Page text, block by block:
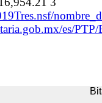
es/PTP/